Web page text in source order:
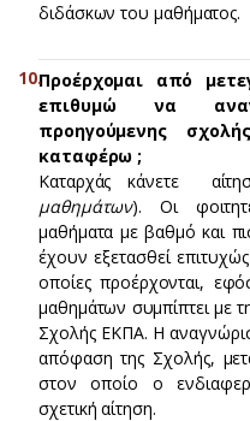
διδάσκων του μαθήματος.
Προέρχομαι από
επιθυμώ να
προηγούμενης
καταφέρω ;
Kαταρχάς κάνετε
μαθημάτων). Οι
μαθήματα με βαθμό και
έχουν εξετασθεί
οποίες προέρχονται,
μαθημάτων συμπίπτει με
Σχολής ΕΚΠΑ. Η
απόφαση της Σχολής,
στον οποίο ο
σχετική αίτηση.